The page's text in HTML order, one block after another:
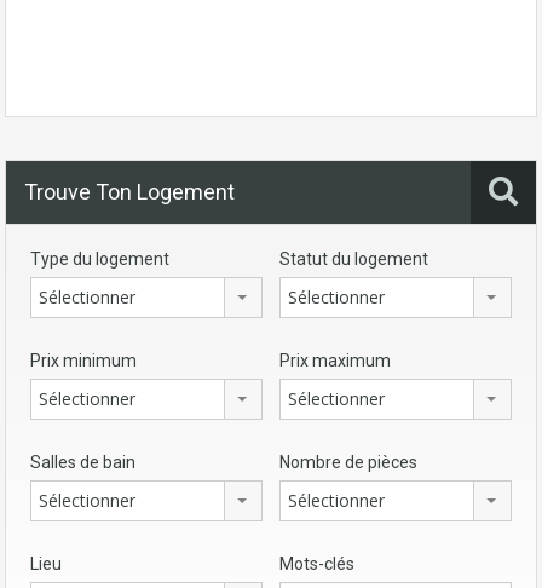
Trouve Ton Logement
Type du logement
Sélectionner
Statut du logement
Sélectionner
Prix minimum
Sélectionner
Prix maximum
Sélectionner
Salles de bain
Sélectionner
Nombre de pièces
Sélectionner
Lieu Mots-clés